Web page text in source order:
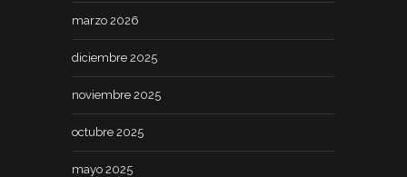
marzo 2026
diciembre 2025
noviembre 2025
octubre 2025
mayo 2025